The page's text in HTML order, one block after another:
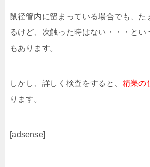
鼠径管内に留まっている場合でも、た
るけど、次触った時はない・・・とい
もあります。
しかし、詳しく検査をすると、 精巣の
ります。
[adsense]